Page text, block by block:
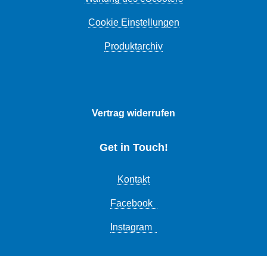
Cookie Einstellungen
Produktarchiv
Vertrag widerrufen
Get in Touch!
Kontakt
Facebook
Instagram